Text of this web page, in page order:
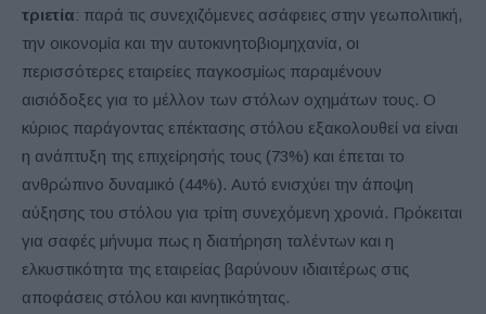
τριετία: παρά τις συνεχιζόμενες ασάφειες στην γεωπολιτική,
την οικονομία και την αυτοκινητοβιομηχανία, οι
περισσότερες εταιρείες παγκοσμίως παραμένουν
αισιόδοξες για το μέλλον των στόλων οχημάτων τους. Ο
κύριος παράγοντας επέκτασης στόλου εξακολουθεί να είναι
η ανάπτυξη της επιχείρησής τους (73%) και έπεται το
ανθρώπινο δυναμικό (44%). Αυτό ενισχύει την άποψη
αύξησης του στόλου για τρίτη συνεχόμενη χρονιά. Πρόκειται
για σαφές μήνυμα πως η διατήρηση ταλέντων και η
ελκυστικότητα της εταιρείας βαρύνουν ιδιαιτέρως στις
αποφάσεις στόλου και κινητικότητας.